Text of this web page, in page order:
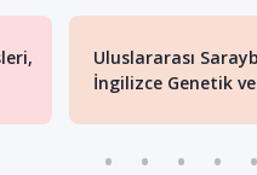
Uluslararası
İngilizce Genetik ve